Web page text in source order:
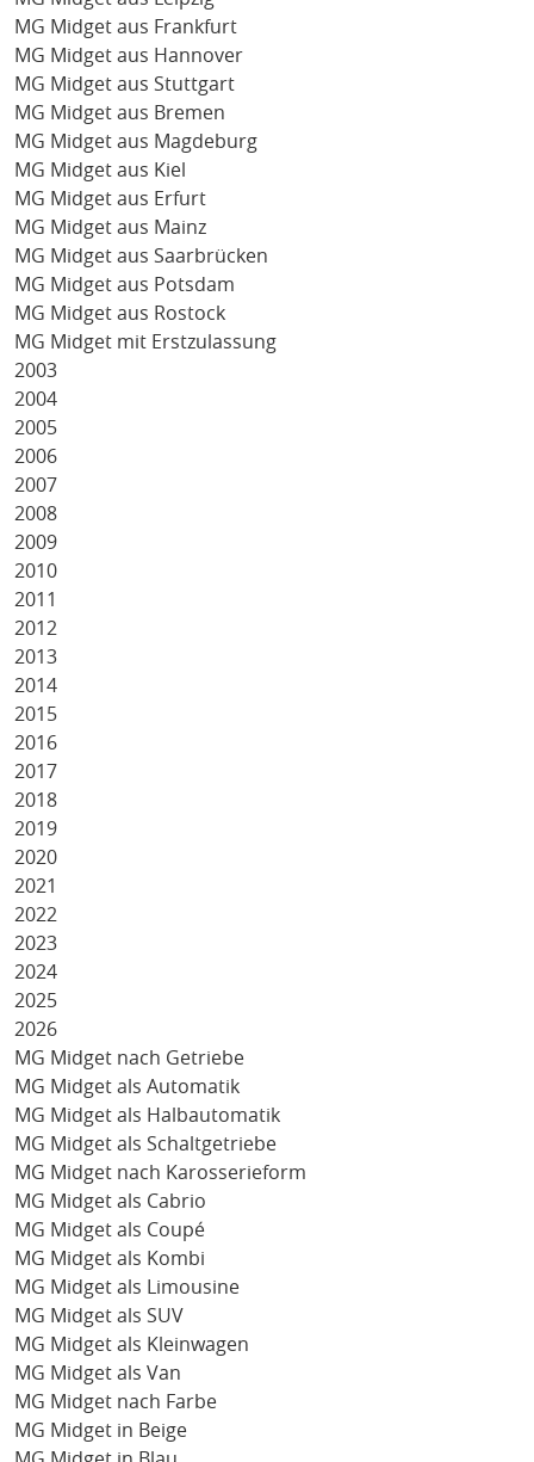
MG Midget aus Frankfurt
MG Midget aus Hannover
MG Midget aus Stuttgart
MG Midget aus Bremen
MG Midget aus Magdeburg
MG Midget aus Kiel
MG Midget aus Erfurt
MG Midget aus Mainz
MG Midget aus Saarbrücken
MG Midget aus Potsdam
MG Midget aus Rostock
MG Midget mit Erstzulassung
2003
2004
2005
2006
2007
2008
2009
2010
2011
2012
2013
2014
2015
2016
2017
2018
2019
2020
2021
2022
2023
2024
2025
2026
MG Midget nach Getriebe
MG Midget als Automatik
MG Midget als Halbautomatik
MG Midget als Schaltgetriebe
MG Midget nach Karosserieform
MG Midget als Cabrio
MG Midget als Coupé
MG Midget als Kombi
MG Midget als Limousine
MG Midget als SUV
MG Midget als Kleinwagen
MG Midget als Van
MG Midget nach Farbe
MG Midget in Beige